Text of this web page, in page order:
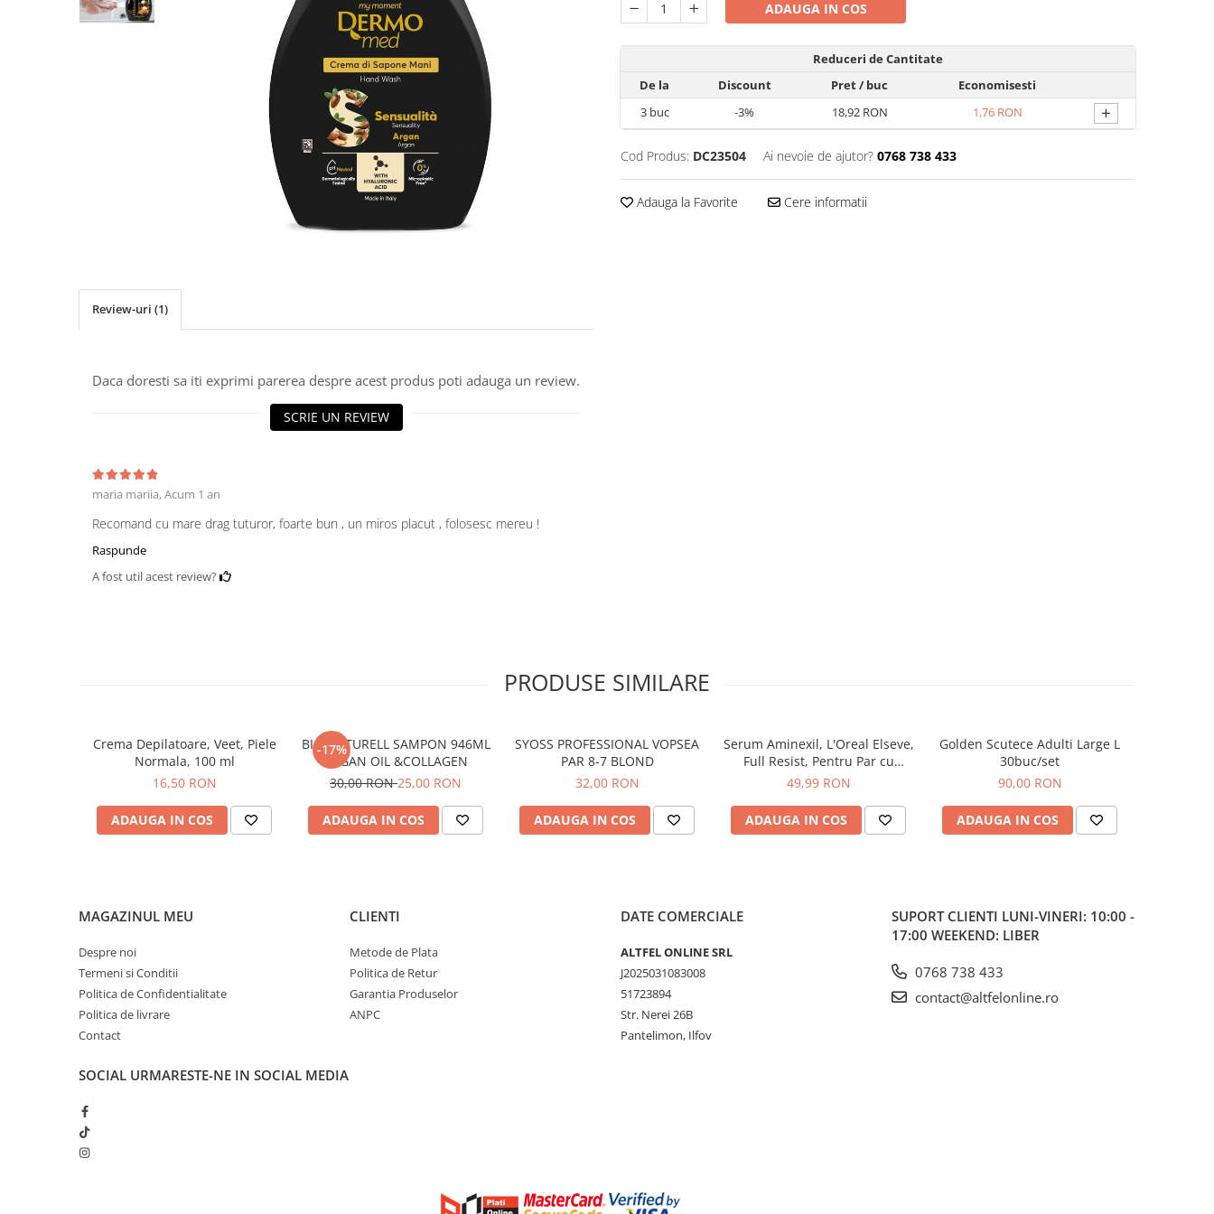
Detergent Pudra Automat
Hrana Umeda
Hrana Uscata
Accesorii Baie
Gel de Dus pentru Copii
Sampon pentru Copii
Periuta de Dinti
Jucarii copii
Scutece pentru Copii
Servetele Umede pentru Copii
Ingrijire Personala
Creme si Lotiuni de Corp
Deodorante si Antiperspirante
Deodorant Barbati
Deodorant Dama
ADAUGA IN COS
Reduceri de Cantitate
De la
Discount Pret/ buc
Economisesti
3buc -3% 18,92 RON 1,76 RON +
Cod Produs: DC23504 Ai nevoie de ajutor? 0768 738 433
Adauga la Favorite Cere informatii
Review-uri (1)
Daca doresti sa iti exprimi parerea despre acest produs poti adauga un review.
SCRIE UN REVIEW
maria mariia,Acum 1 an
Recomand cu mare drag tuturor, foarte bun , un miros placut , folosesc mereu !
Raspunde
A fost util acest review?
PRODUSE SIMILARE
Crema Depilatoare, Veet, Piele
Normala, 100 ml
16,50 RON
ADAUGA IN COS
-17%
BIO NATURELL SAMPON 946ML
ARGAN OIL &COLLAGEN
30,00 RON25,00 RON
ADAUGA IN COS
SYOSS PROFESSIONAL VOPSEA
PAR 8-7 BLOND
32,00 RON
ADAUGA IN COS
Serum Aminexil, L'Oreal Elseve,
Full Resist, Pentru Par cu
Tendinta de Cadere, 100 ml
49,99 RON
ADAUGA IN COS
Golden Scutece Adulti Large L
30buc/set
90,00 RON
ADAUGA IN COS
MAGAZINUL MEU
Despre noi
Termeni si Conditii
Politica de Confidentialitate
Politica de livrare
Contact
CLIENTI
Metode de Plata
Politica de Retur
Garantia Produselor
ANPC
DATE COMERCIALE
ALTFEL ONLINE SRL
J2025031083008
51723894
Str. Nerei 26B
Pantelimon, Ilfov
SUPORT CLIENTI LUNI-VINERI: 10:00 -
17:00 WEEKEND: LIBER
0768 738 433
contact@altfelonline.ro
SOCIAL URMARESTE-NE IN SOCIAL MEDIA